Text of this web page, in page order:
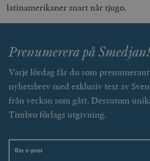
latinamerikaner snart når tjugo.
Prenumerera på Smedjan!
Varje lördag får du som
nyhetsbrev med exklusiv text av
från veckan som gått. Dessutom
Timbro förlags utgivning.
Email